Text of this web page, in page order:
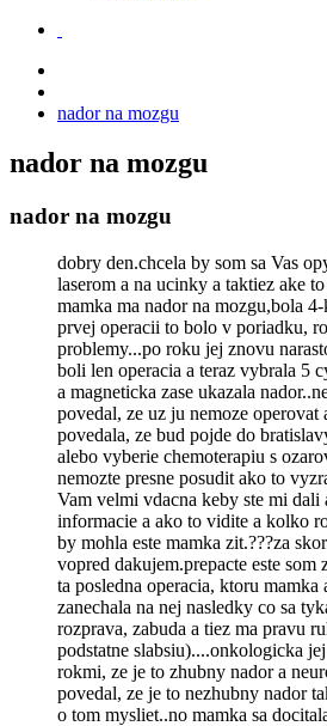
nador na mozgu
nador na mozgu
nador na mozgu
dobry den.chcela by som sa Vas
laserom a na ucinky a taktiez ake
mamka ma nador na mozgu,bola
prvej operacii to bolo v poriadku,
problemy...po roku jej znovu
boli len operacia a teraz vybrala 5
a magneticka zase ukazala
povedal, ze uz ju nemoze operovat
povedala, ze bud pojde do
alebo vyberie chemoterapiu s
nemozte presne posudit ako to
Vam velmi vdacna keby ste mi dali
informacie a ako to vidite a kolko
by mohla este mamka zit.???za
vopred dakujem.prepacte este som
ta posledna operacia, ktoru mamka
zanechala na nej nasledky co sa
rozprava, zabuda a tiez ma pravu
podstatne slabsiu)....onkologicka
rokmi, ze je to zhubny nador a
povedal, ze je to nezhubny nador
o tom mysliet..no mamka sa